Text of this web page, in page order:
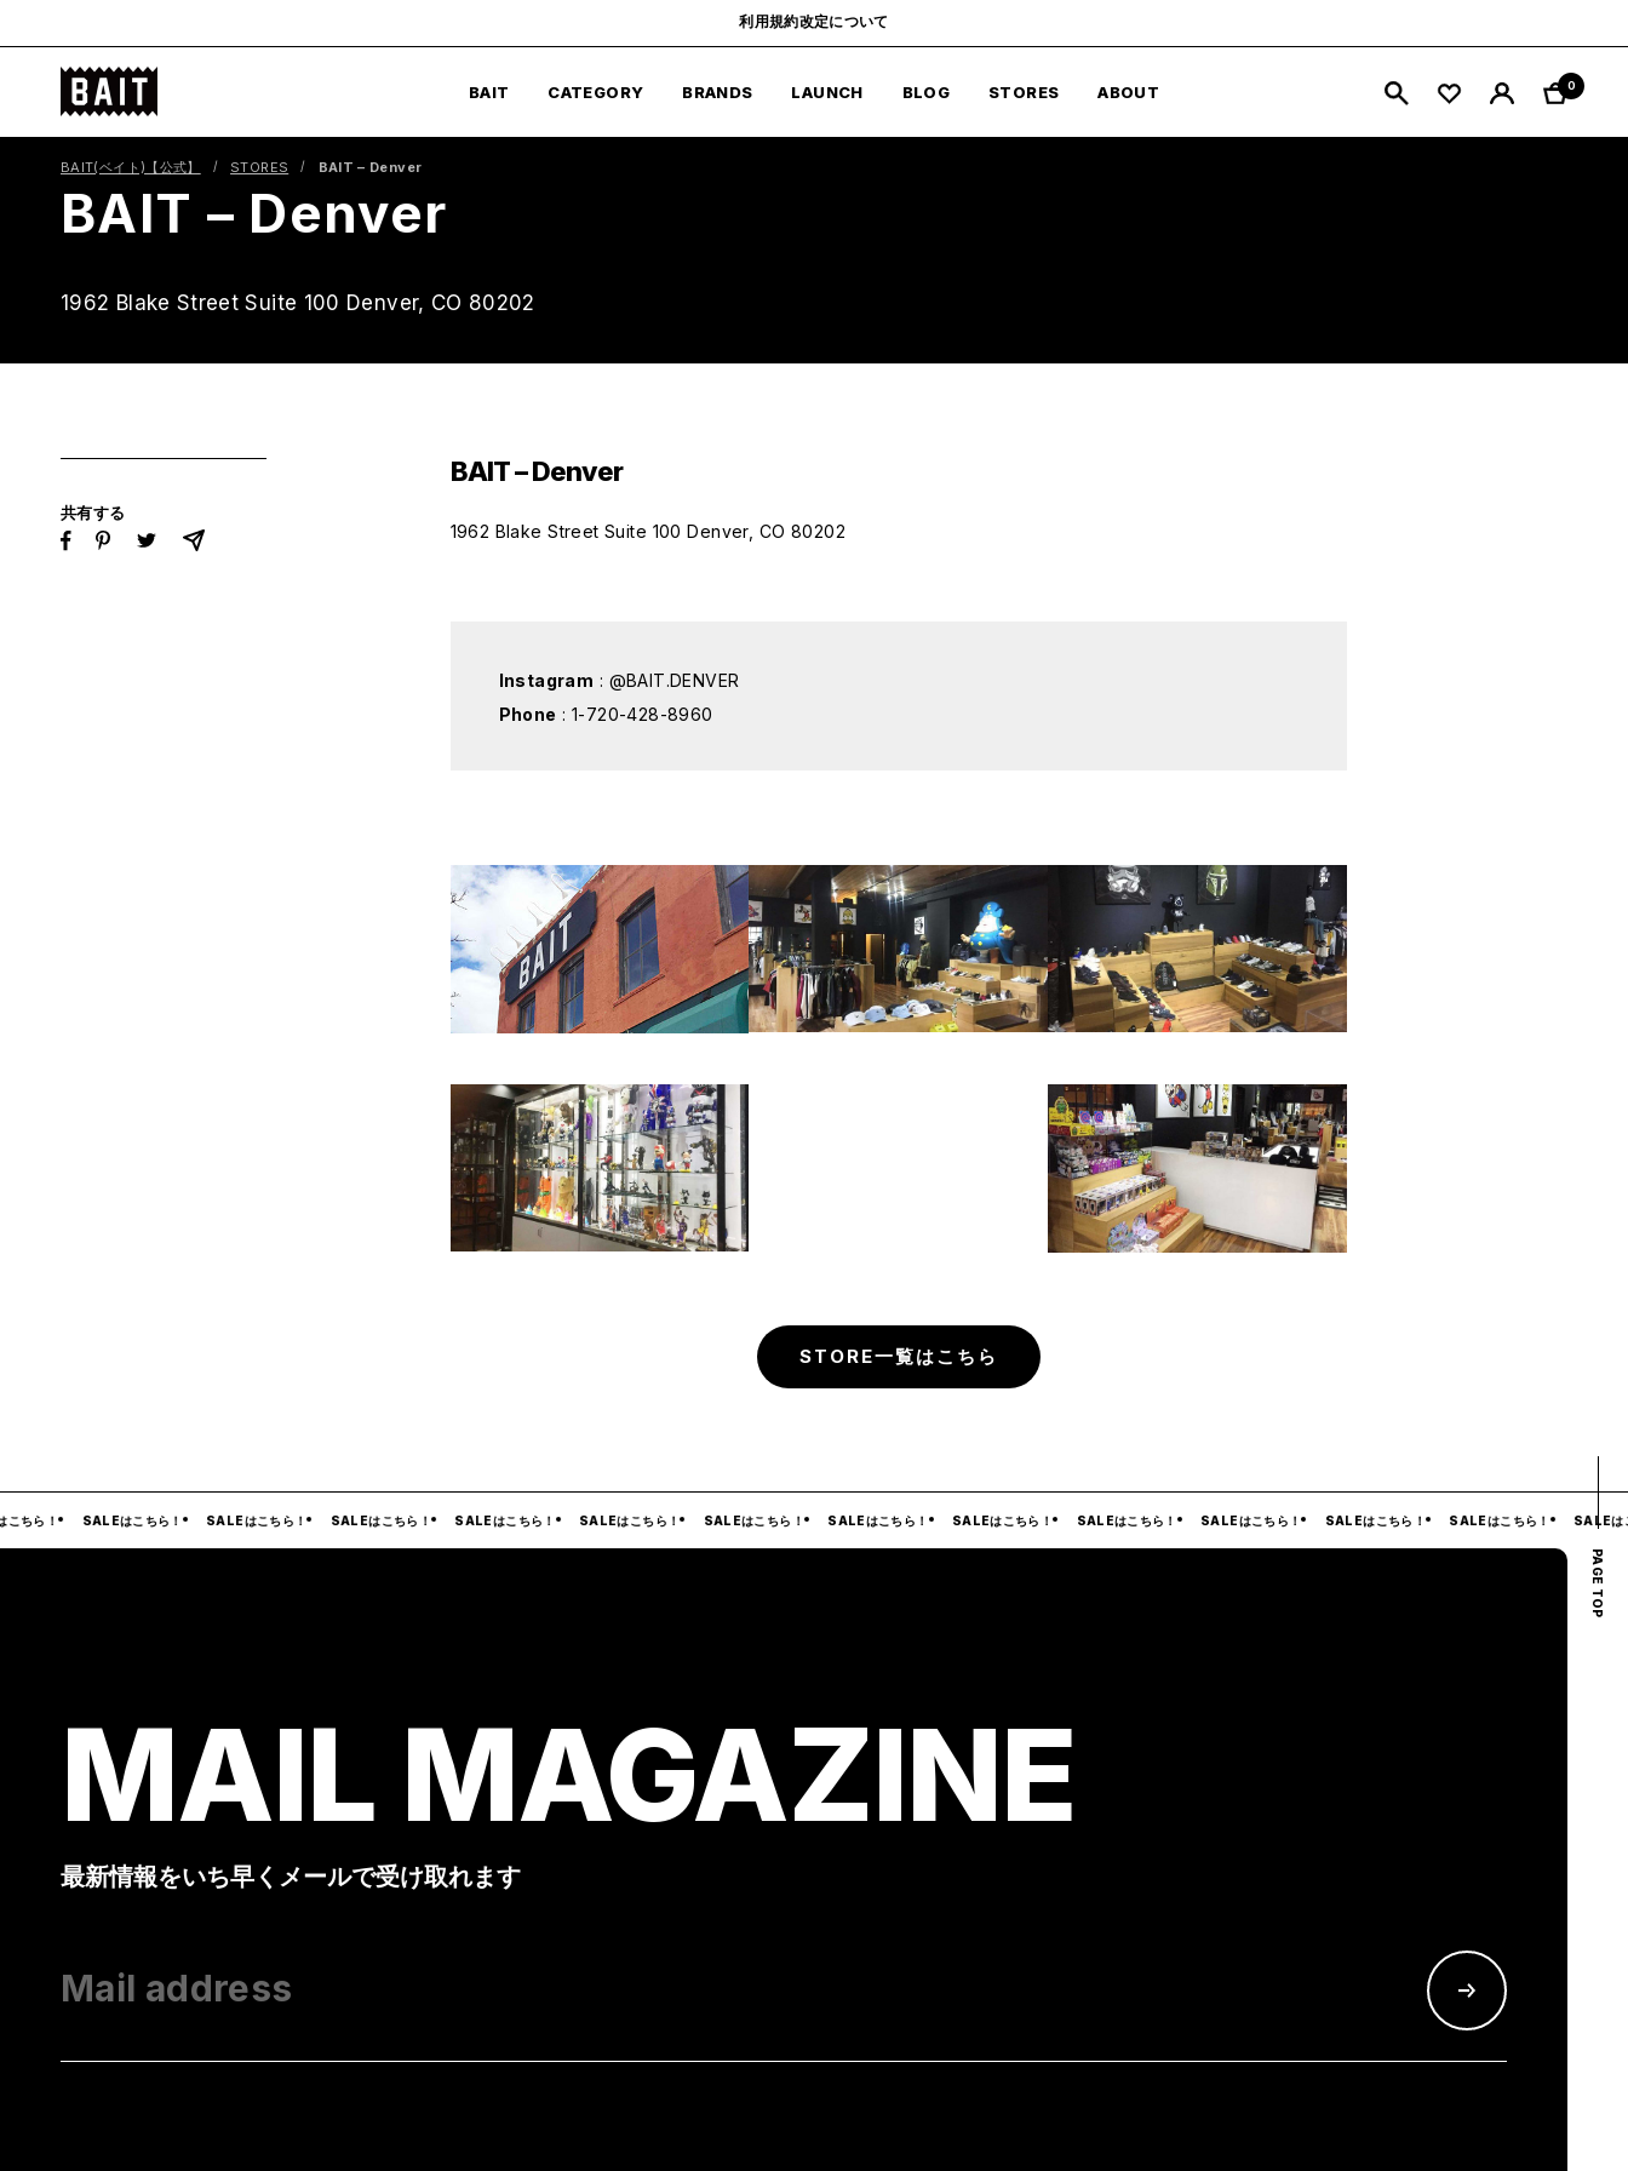
ン
利用規約改定について
BAIT CATEGORY BRANDS LAUNCH BLOG STORES ABOUT
BAIT
公
イ
0
BAIT(ベイト)【公式】 STORES BAIT – Denver
BAIT – Denver
1962 Blake Street Suite 100 Denver, CO 80202
共有する
BAIT – Denver
1962 Blake Street Suite 100 Denver, CO 80202
Instagram : @BAIT.DENVER
Phone : 1-720-428-8960
STORE一覧はこちら
ら！ SALEはこちら！ SALEはこちら！ SALEはこちら！ SALEはこちら！ SALEはこちら！ SALEはこちら！ SALEはこちら！ SALEはこちら！ SALEはこちら！ SALEはこちら！ SALEはこちら！ SALEはこちら！ SALEはこ
MAIL MAGAZINE
最新情報をいち早くメールで受け取れます
Mail address
PAGE TOP